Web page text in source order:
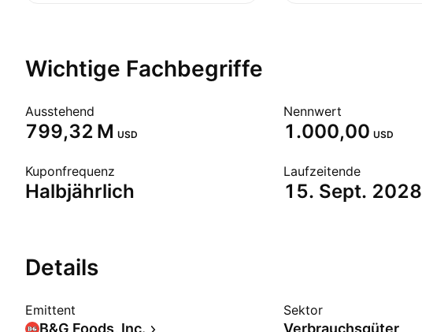
Wichtige Fachbegriffe
Ausstehend
‪799,32 M‬ USD
Nennwert
1.000,00 USD
Kuponfrequenz
Halbjährlich
Laufzeitende
15. Sept. 2028
Details
Emittent
B&G Foods, Inc.
Sektor
Verbrauchsgüter